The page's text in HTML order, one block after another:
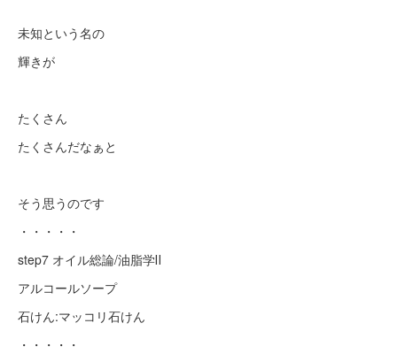
未知という名の
輝きが
たくさん
たくさんだなぁと
そう思うのです
・・・・・
step7 オイル総論/油脂学Ⅱ
アルコールソープ
石けん:マッコリ石けん
・・・・・